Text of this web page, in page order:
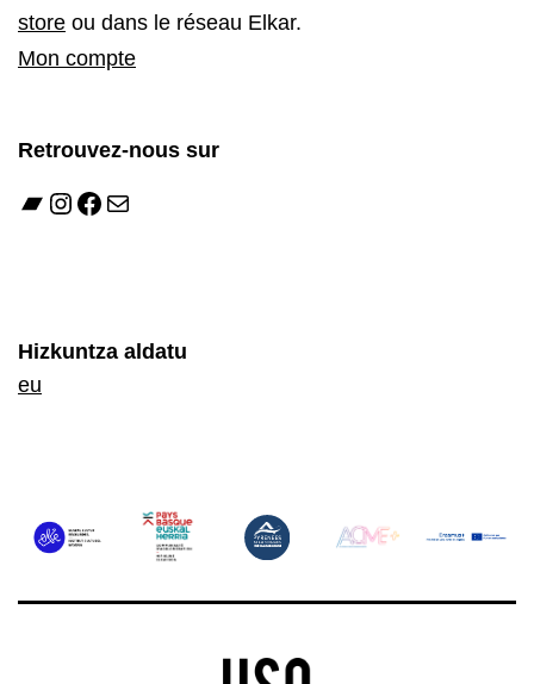
store ou dans le réseau Elkar.
Mon compte
Retrouvez-nous sur
Bandcamp
Instagram
Facebook
E-mail
Hizkuntza aldatu
eu